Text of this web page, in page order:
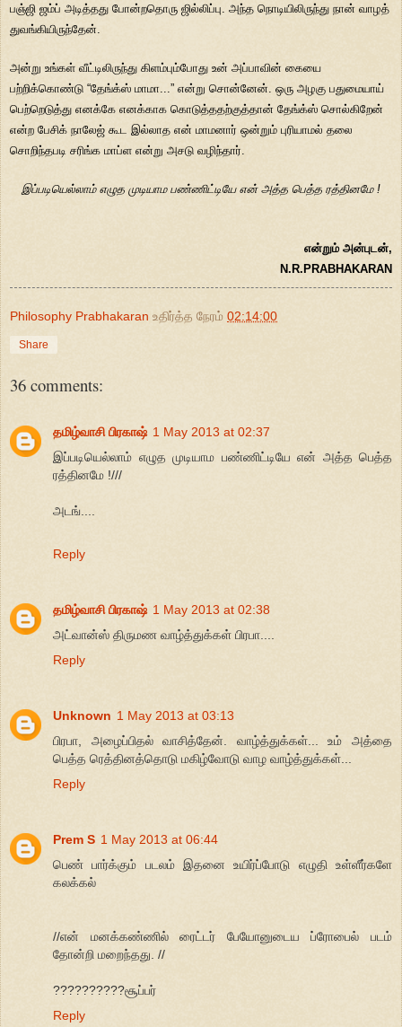
பஞ்ஜி ஜம்ப் அடித்தது போன்றதொரு ஜில்லிப்பு. அந்த நொடியிலிருந்து நான் வாழத்
துவங்கியிருந்தேன்.
அன்று உங்கள் வீட்டிலிருந்து கிளம்பும்போது உன் அப்பாவின் கையை
பற்றிக்கொண்டு “தேங்க்ஸ் மாமா...” என்று சொன்னேன். ஒரு அழகு பதுமையாய்
பெற்றெடுத்து எனக்கே எனக்காக கொடுத்ததற்குத்தான் தேங்க்ஸ் சொல்கிறேன்
என்ற பேசிக் நாலேஜ் கூட இல்லாத என் மாமனார் ஒன்றும் புரியாமல் தலை
சொறிந்தபடி சரிங்க மாப்ள என்று அசடு வழிந்தார்.
இப்படியெல்லாம் எழுத முடியாம பண்ணிட்டியே என் அத்த பெத்த ரத்தினமே !
என்றும் அன்புடன்,
N.R.PRABHAKARAN
Philosophy Prabhakaran உதிர்த்த நேரம் 02:14:00
Share
36 comments:
தமிழ்வாசி பிரகாஷ் 1 May 2013 at 02:37
இப்படியெல்லாம் எழுத முடியாம பண்ணிட்டியே என் அத்த பெத்த
ரத்தினமே !///
அடங்....
Reply
தமிழ்வாசி பிரகாஷ் 1 May 2013 at 02:38
அட்வான்ஸ் திருமண வாழ்த்துக்கள் பிரபா....
Reply
Unknown 1 May 2013 at 03:13
பிரபா, அழைப்பிதல் வாசித்தேன். வாழ்த்துக்கள்... உம் அத்தை
பெத்த ரெத்தினத்தொடு மகிழ்வோடு வாழ வாழ்த்துக்கள்...
Reply
Prem S 1 May 2013 at 06:44
பெண் பார்க்கும் படலம் இதனை உயிர்ப்போடு எழுதி உள்ளீர்களே
கலக்கல்
//என் மனக்கண்ணில் ரைட்டர் பேயோனுடைய ப்ரோபைல் படம்
தோன்றி மறைந்தது. //
??????????சூப்பர்
Reply